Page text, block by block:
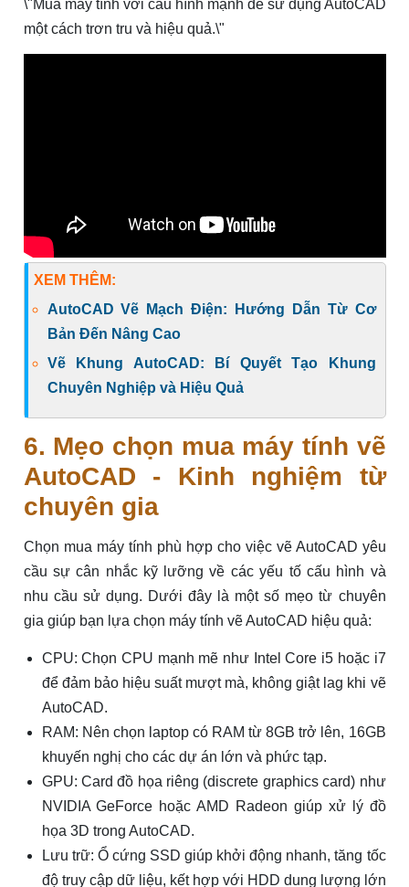
\"Mua máy tính với cấu hình mạnh để sử dụng AutoCAD
một cách trơn tru và hiệu quả.\"
XEM THÊM:
AutoCAD Vẽ Mạch Điện: Hướng Dẫn Từ Cơ
Bản Đến Nâng Cao
Vẽ Khung AutoCAD: Bí Quyết Tạo Khung
Chuyên Nghiệp và Hiệu Quả
6. Mẹo chọn mua máy tính vẽ
AutoCAD - Kinh nghiệm từ
chuyên gia
Chọn mua máy tính phù hợp cho việc vẽ AutoCAD yêu
cầu sự cân nhắc kỹ lưỡng về các yếu tố cấu hình và
nhu cầu sử dụng. Dưới đây là một số mẹo từ chuyên
gia giúp bạn lựa chọn máy tính vẽ AutoCAD hiệu quả:
CPU: Chọn CPU mạnh mẽ như Intel Core i5 hoặc i7
để đảm bảo hiệu suất mượt mà, không giật lag khi vẽ
AutoCAD.
RAM: Nên chọn laptop có RAM từ 8GB trở lên, 16GB
khuyến nghị cho các dự án lớn và phức tạp.
GPU: Card đồ họa riêng (discrete graphics card) như
NVIDIA GeForce hoặc AMD Radeon giúp xử lý đồ
họa 3D trong AutoCAD.
Lưu trữ: Ổ cứng SSD giúp khởi động nhanh, tăng tốc
độ truy cập dữ liệu, kết hợp với HDD dung lượng lớn